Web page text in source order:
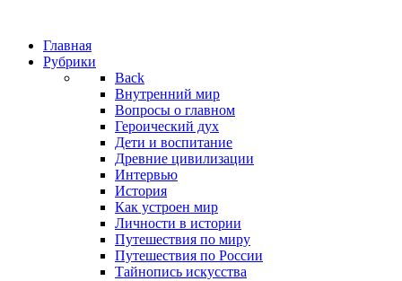
Главная
Рубрики
Back
Внутренний мир
Вопросы о главном
Героический дух
Дети и воспитание
Древние цивилизации
Интервью
История
Как устроен мир
Личности в истории
Путешествия по миру
Путешествия по России
Тайнопись искусства